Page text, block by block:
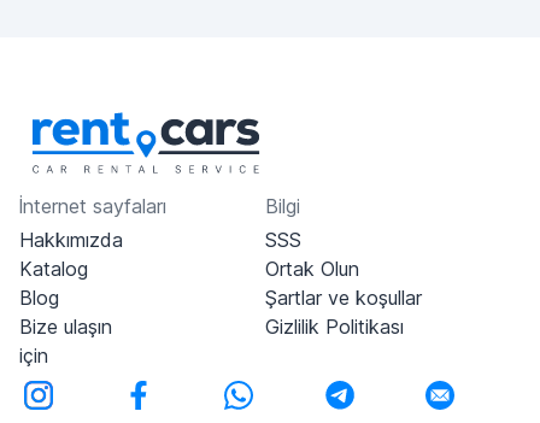
İnternet sayfaları
Hakkımızda
Katalog
Blog
Bize ulaşın
için
Bilgi
SSS
Ortak Olun
Şartlar ve koşullar
Gizlilik Politikası